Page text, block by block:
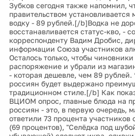
Зубков сегодня также напомнил,
правительством
водку - 89 рублей.[/b]Водка не
восстанавливается статус-кво, -
корреспонденту Вадим Дробис,
информации Союза участников
Осталось только, чтобы
распоряжение и убрали из
- которая дешевле, чем 89
россиян будет выдержано
традиционном стиле.[/b] Как
ВЦИОМ опрос, главные блюда на
россиян - это, в первую очередь,
ответили 73 процента участников
(69 процентов), "Селёдка под